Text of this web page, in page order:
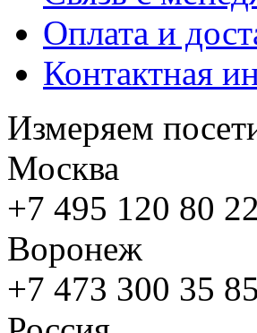
Оплата и
Контактная
Измеряем
Москва
+7 495 120 80 22
Воронеж
+7 473 300 35 85